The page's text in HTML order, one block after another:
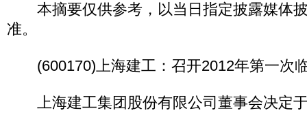
本摘要仅供参考，以当日指定披露媒体
准。
(600170)上海建工：召开2012年第一次
上海建工集团股份有限公司董事会决定于